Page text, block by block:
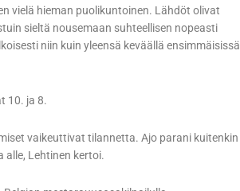
vielä hieman puolikuntoinen. Lähdöt olivat
sieltä nousemaan suhteellisen nopeasti
niin kuin yleensä keväällä ensimmäisissä
10. ja 8.
vaikeuttivat tilannetta. Ajo parani kuitenkin
alle, Lehtinen kertoi.